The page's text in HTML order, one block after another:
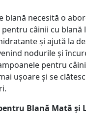
blană necesită o
pentru câinii cu blană
și ajută la
nodurile și
pentru
ușoare și se
Blană Mată și